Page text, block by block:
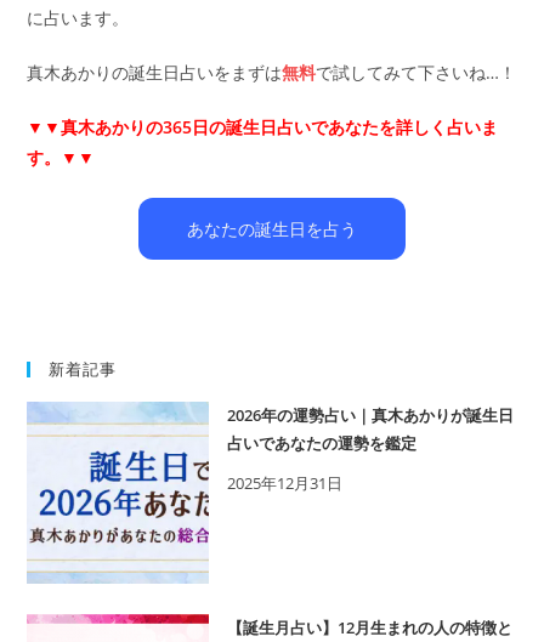
に占います。
真木あかりの誕生日占いをまずは無料で試してみて下さいね…！
▼▼真木あかりの365日の誕生日占いであなたを詳しく占いま
す。▼▼
あなたの誕生日を占う
新着記事
2026年の運勢占い｜真木あかりが誕生日
占いであなたの運勢を鑑定
2025年12月31日
【誕生月占い】12月生まれの人の特徴と